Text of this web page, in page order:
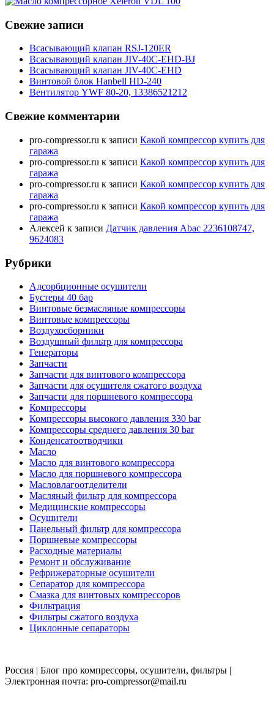
Свежие записи
Всасывающий клапан RSJ-120ER
Всасывающий клапан JIV-40C-EHD-BJ
Всасывающий клапан JIV-40C-EHD
Винтовой блок Hanbell HD-240
Вентилятор YWF 80-20, 13386521212
Свежие комментарии
pro-compressor.ru к записи Какой компрессор купить для
гаража
pro-compressor.ru к записи Какой компрессор купить для
гаража
pro-compressor.ru к записи Какой компрессор купить для
гаража
pro-compressor.ru к записи Какой компрессор купить для
гаража
Алексей к записи Датчик давления Abac 2236108747,
9624083
Рубрики
Адсорбционные осушители
Бустеры 40 бар
Винтовые безмасляные компрессоры
Винтовые компрессоры
Воздухосборники
Воздушный фильтр для компрессора
Генераторы
Запчасти
Запчасти для винтового компрессора
Запчасти для осушителя сжатого воздуха
Запчасти для поршневого компрессора
Компрессоры
Компрессоры высокого давления 330 bar
Компрессоры среднего давления 30 bar
Конденсатоотводчики
Масло
Масло для винтового компрессора
Масло для поршневого компрессора
Масловлагоотделители
Масляный фильтр для компрессора
Медицинские компрессоры
Осушители
Панельный фильтр для компрессора
Поршневые компрессоры
Расходные материалы
Ремонт и обслуживание
Рефрижераторные осушители
Сепаратор для компрессора
Смазка для винтовых компрессоров
Фильтрация
Фильтры сжатого воздуха
Циклонные сепараторы
Россия | Блог про компрессоры, осушители, фильтры |
Электронная почта: pro-compressor@mail.ru